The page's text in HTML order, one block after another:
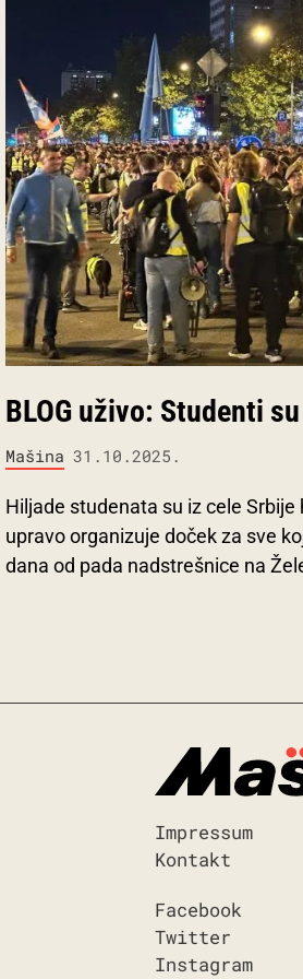
BLOG uživo: Studenti
Mašina 31.10.2025.
Hiljade studenata su iz cele
upravo organizuje doček za sve
dana od pada nadstrešnice na
Impressum
Kontakt
Facebook
Twitter
Instagram